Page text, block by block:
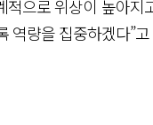
으로 위상이 높아
역량을 집중하겠다”